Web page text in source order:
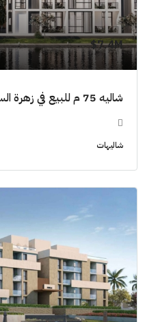
7.4M$
شاليه 75 م للبيع في زهرة الساحل الشمالي
شاليهات